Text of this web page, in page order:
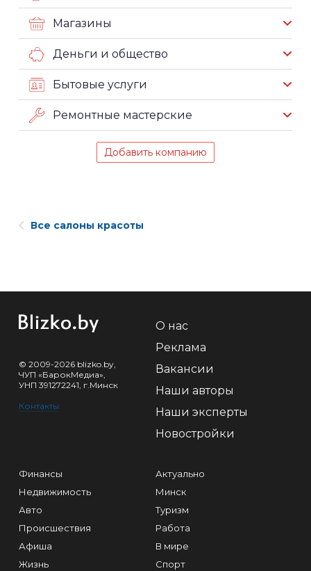
Магазины
Деньги и общество
Бытовые услуги
Ремонтные мастерские
Добавить компанию
Все салоны красоты
© 2009-2026 blizko.by,
ЧУП «БарокМедиа»,
УНП 391272241, г.Минск
Контакты
О нас
Реклама
Вакансии
Наши авторы
Наши эксперты
Новостройки
Финансы
Недвижимость
Авто
Происшествия
Афиша
Жизнь
Актуально
Минск
Туризм
Работа
В мире
Спорт